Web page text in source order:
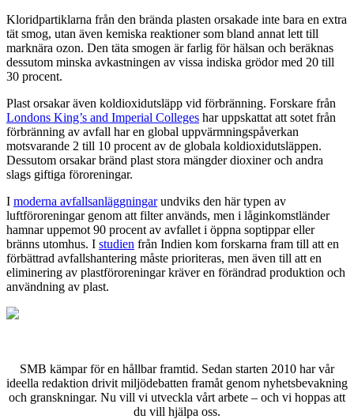
Kloridpartiklarna från den brända plasten orsakade inte bara en extra
tät smog, utan även kemiska reaktioner som bland annat lett till
marknära ozon. Den täta smogen är farlig för hälsan och beräknas
dessutom minska avkastningen av vissa indiska grödor med 20 till
30 procent.
Plast orsakar även koldioxidutsläpp vid förbränning. Forskare från
Londons King’s and Imperial Colleges har uppskattat att sotet från
förbränning av avfall har en global uppvärmningspåverkan
motsvarande 2 till 10 procent av de globala koldioxidutsläppen.
Dessutom orsakar bränd plast stora mängder dioxiner och andra
slags giftiga föroreningar.
I moderna avfallsanläggningarundviks den här typen av
luftföroreningar genom att filter används, men i låginkomstländer
hamnar uppemot 90 procent av avfallet i öppna soptippar eller
bränns utomhus. I studien från Indien kom forskarna fram till att en
förbättrad avfallshantering måste prioriteras, men även till att en
eliminering av plastföroreningar kräver en förändrad produktion och
användning av plast.
SMB kämpar för en hållbar framtid. Sedan starten 2010 har vår
ideella redaktion drivit miljödebatten framåt genom nyhetsbevakning
och granskningar. Nu vill vi utveckla vårt arbete – och vi hoppas att
du vill hjälpa oss.